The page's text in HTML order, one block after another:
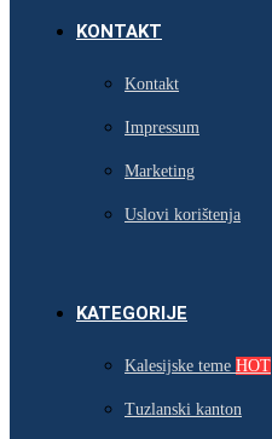
KONTAKT
Kontakt
Impressum
Marketing
Uslovi korištenja
KATEGORIJE
Kalesijske teme HOT
Tuzlanski kanton